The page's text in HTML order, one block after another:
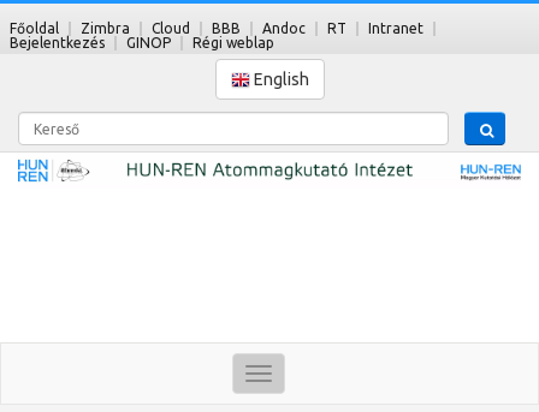
Főoldal Zimbra Cloud BBB Andoc RT
Intranet
Bejelentkezés
GINOP Régi weblap
English
Kereső
Toggle
navigation